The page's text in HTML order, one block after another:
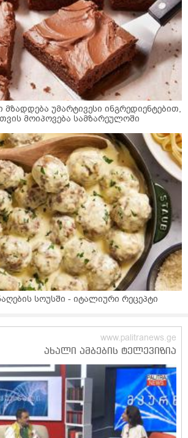
მზადდება უმარტივესი ინგრედიენტებით,
მოიპოვება სამზარეულოში
სოუსში - იტალიური რეცეპტი